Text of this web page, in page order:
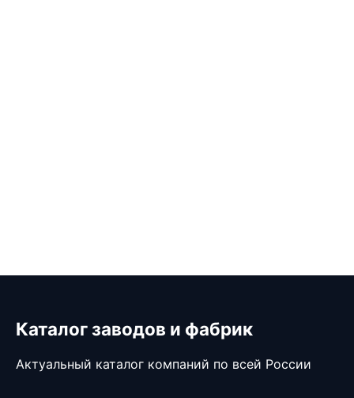
Каталог заводов и фабрик
Актуальный каталог компаний по всей России